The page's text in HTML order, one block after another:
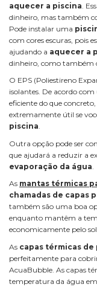
aquecer a piscina .
dinheiro, mas também
Pode instalar uma
com cores escuras, pois
ajudando a aquecer a
dinheiro, como também
O EPS (Poliestireno
isolantes. De acordo
eficiente do que
extremamente útil se
piscina.
Outra opção pode ser
que ajudará a reduzir a
evaporação da água
As mantas térmicas
chamadas de capas
também são uma boa
enquanto mantêm a
economicamente pelo
As capas térmicas
perfeitamente para
AcuaBubble. As capas
temperatura da água